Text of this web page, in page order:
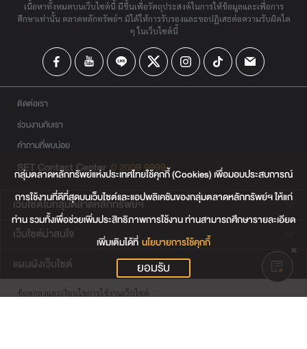
เนื้อหาทั้งหมดบนเว็บไซต์นี้ มีขึ้นเพื่อวัตถุประสงค์ในการให้ข้อมูลและเพื่อการ
ศึกษาเท่านั้น ตลาดหลักทรัพย์ฯ มิได้ให้การรับรองและขอปฏิเสธต่อความรับผิดใด
ๆ ในเว็บไซต์นี้
ติดต่อเรา
ร่วมงานกับเรา
คำถามที่พบบ่อย
SET Contact Center 0 2009 9999
เว็บไซต์ในกลุ่มตลาดหลักทรัพย์ฯ
เว็บไซต์น่าสนใจ
แผนผังเว็บไซต์
ข้อตกลงและเงื่อนไขการใช้งานเว็บไซต์
กลุ่มตลาดหลักทรัพย์แห่งประเทศไทยใช้คุกกี้ (Cookies) เพื่อมอบประสบการณ์
การใช้งานที่ดีที่สุดบนเว็บไซต์และแอปพลิเคชันของกลุ่มตลาดหลักทรัพย์ฯ ให้แก่
ท่าน รวมทั้งเพื่อช่วยเพิ่มประสิทธิภาพการใช้งาน ท่านสามารถศึกษารายละเอียด
เพิ่มเติมได้ที่ นโยบายการใช้คุกกี้
ยอมรับ